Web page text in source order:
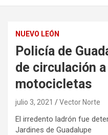
NUEVO LEÓN
Policía de
de circulación
motocicletas
julio 3, 2021 Vector Norte
El irredento ladrón fue
Jardines de Guadalupe